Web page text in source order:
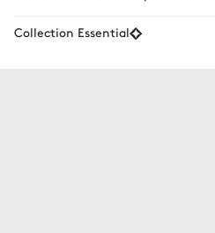
Collection Essential